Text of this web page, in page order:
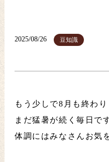
2025/08/26 豆知識
もう少しで8月も終わり
まだ猛暑が続く毎日で
体調にはみなさんお気